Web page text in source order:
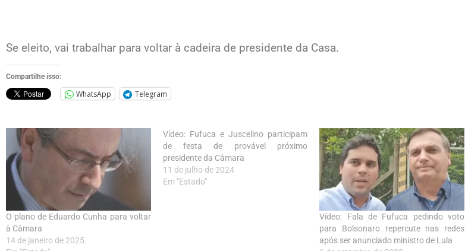
Se eleito, vai trabalhar para voltar à cadeira de presidente da Casa.
Compartilhe isso:
WhatsApp Telegram
O plano de Eduardo Cunha para voltar
à Câmara
14 de janeiro de 2025
Vídeo: Fufuca e Juscelino participam
de festa de provável próximo
presidente da Câmara
11 de julho de 2024
Em "Estado"
Vídeo: Fala de Fufuca pedindo voto
para Bolsonaro repercute nas redes
após ser anunciado ministro de Lula